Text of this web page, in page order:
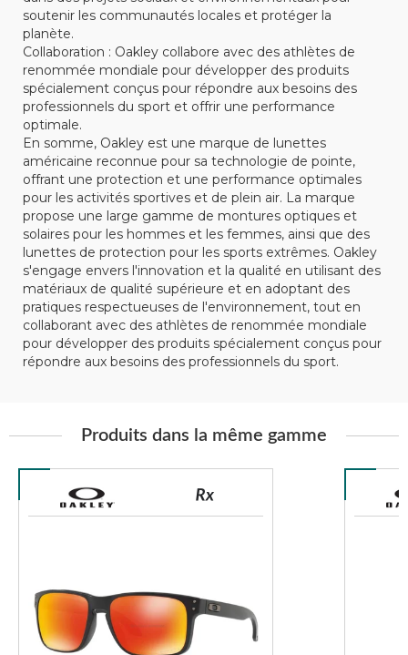
soutenir les communautés locales et protéger la
planète.
Collaboration : Oakley collabore avec des athlètes de
renommée mondiale pour développer des produits
spécialement conçus pour répondre aux besoins des
professionnels du sport et offrir une performance
optimale.
En somme, Oakley est une marque de lunettes
américaine reconnue pour sa technologie de pointe,
offrant une protection et une performance optimales
pour les activités sportives et de plein air. La marque
propose une large gamme de montures optiques et
solaires pour les hommes et les femmes, ainsi que des
lunettes de protection pour les sports extrêmes. Oakley
s'engage envers l'innovation et la qualité en utilisant des
matériaux de qualité supérieure et en adoptant des
pratiques respectueuses de l'environnement, tout en
collaborant avec des athlètes de renommée mondiale
pour développer des produits spécialement conçus pour
répondre aux besoins des professionnels du sport.
Produits dans la même gamme